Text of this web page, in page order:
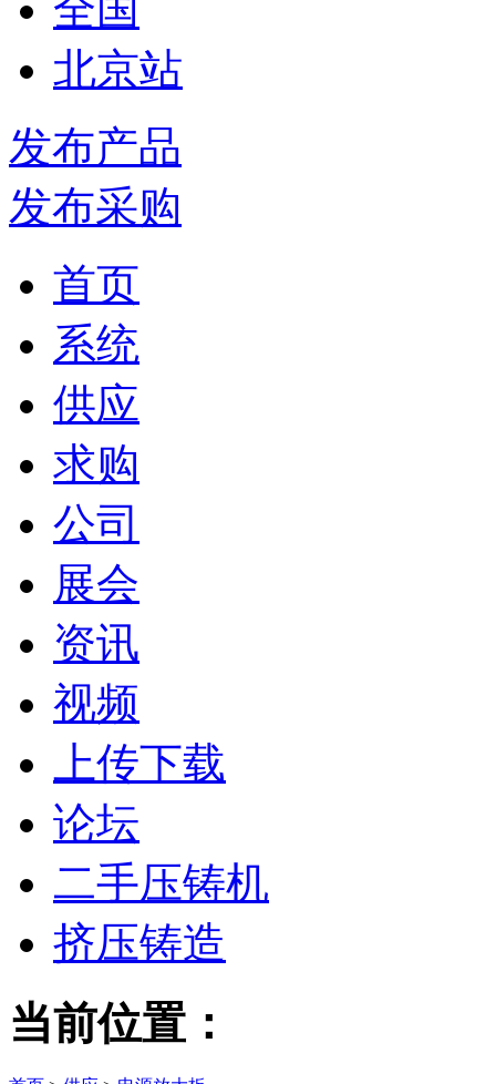
北京站
发布产品
发布采购
首页
系统
供应
求购
公司
展会
资讯
视频
上传下载
论坛
二手压铸机
挤压铸造
当前位置：